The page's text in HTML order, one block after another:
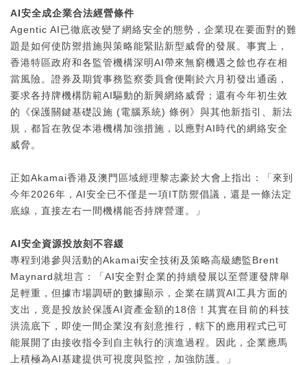
AI安全成企業合法經營條件
Agentic AI已徹底改變了網絡安全的態勢，企業現在要面對的難
題是如何使防禦措施與策略能緊貼新型威脅的發展。事實上，
香港特區政府和各監管機構深明AI帶來無窮機遇之餘也存在相
當風險。證券及期貨事務監察委員會便剛於六月初發出通函，
要求各持牌機構防範AI驅動的新興網絡威脅；還有今年初生效
的《保護關鍵基礎設施 (電腦系統) 條例》與其他新指引、新法
規，都旨在敦促本港機構加強措施，以應對AI時代的網絡安全
威脅。
正如Akamai香港及澳門區域經理黎志豪於大會上指出：「來到
今年2026年，AI安全已不僅是一項IT防禦倡議，還是一條法定
底線，直接左右一間機構能否持牌營運。」
AI安全資源投放刻不容緩
專程到港參與活動的Akamai安全技術及策略高級總監Brent
Maynard就坦言：「AI安全對企業的持續發展以至營運發牌舉
足輕重，但據市場調研的數據顯示，企業在購買AI工具方面的
支出，竟是投放於保護AI資產金額的18倍！其實在目前的科技
洪流底下，即使一間企業沒有刻意推行，轄下的應用程式已可
能展開了由接收指令到自主執行的演進過程。因此，企業應馬
上積極為AI基建提供可視度與監控，加強防護。」